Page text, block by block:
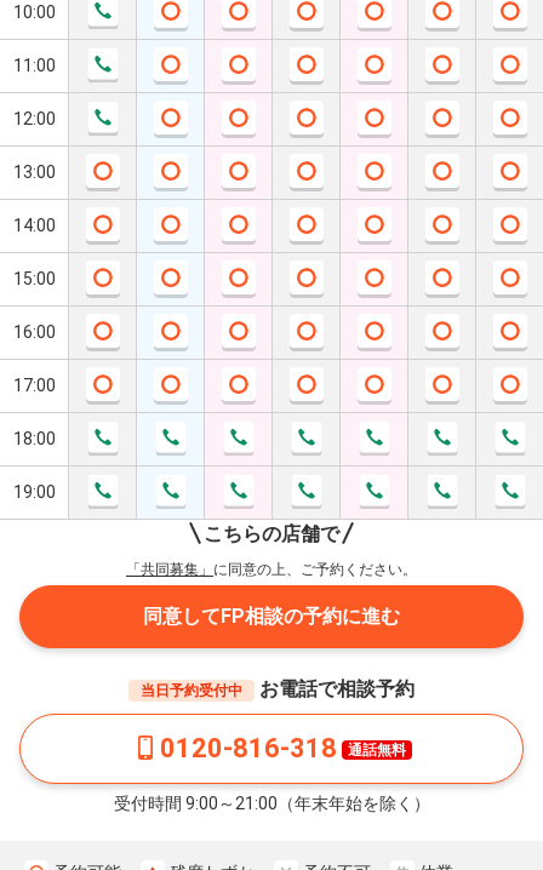
10:00
11:00
12:00
13:00
14:00
15:00
16:00
17:00
18:00
19:00
こちらの店舗で
「共同募集」 に同意の上、ご予約ください。
同意してFP相談の予約に進む
当日予約受付中 お電話で相談予約
0120-816-318 通話無料
受付時間 9:00～21:00（年末年始を除く）